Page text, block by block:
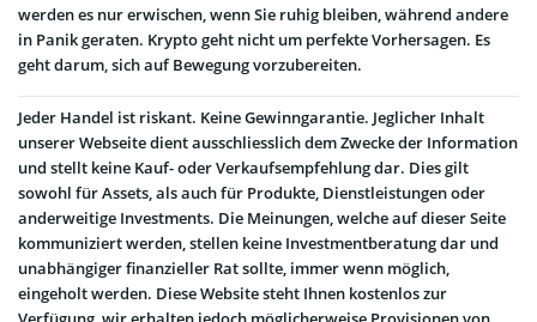
werden es nur erwischen, wenn Sie ruhig bleiben, während andere
in Panik geraten. Krypto geht nicht um perfekte Vorhersagen. Es
geht darum, sich auf Bewegung vorzubereiten.
Jeder Handel ist riskant. Keine Gewinngarantie. Jeglicher Inhalt
unserer Webseite dient ausschliesslich dem Zwecke der Information
und stellt keine Kauf- oder Verkaufsempfehlung dar. Dies gilt
sowohl für Assets, als auch für Produkte, Dienstleistungen oder
anderweitige Investments. Die Meinungen, welche auf dieser Seite
kommuniziert werden, stellen keine Investmentberatung dar und
unabhängiger finanzieller Rat sollte, immer wenn möglich,
eingeholt werden. Diese Website steht Ihnen kostenlos zur